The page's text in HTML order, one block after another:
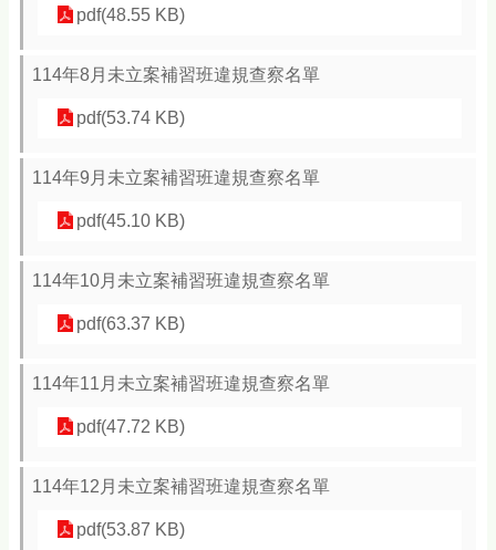
pdf(48.55 KB)
114年8月未立案補習班違規查察名單
pdf(53.74 KB)
114年9月未立案補習班違規查察名單
pdf(45.10 KB)
114年10月未立案補習班違規查察名單
pdf(63.37 KB)
114年11月未立案補習班違規查察名單
pdf(47.72 KB)
114年12月未立案補習班違規查察名單
pdf(53.87 KB)